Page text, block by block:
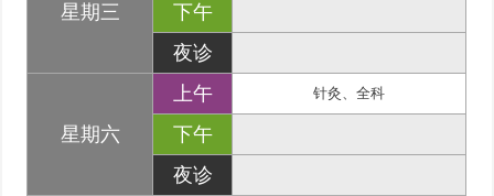
星期三
下午
夜诊
星期六
上午 针灸、全科
下午
夜诊